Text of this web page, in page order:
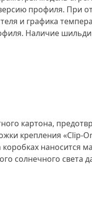
профиля. При
и графика
Наличие
картона,
крепления «Clip-
наносится
солнечного света